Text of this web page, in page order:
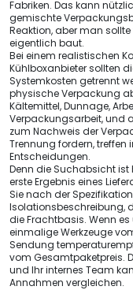
Fabriken. Das kann
gemischte
Reaktion, aber man
eigentlich baut.
Bei einem realistischen
Kühlboxanbieter sollten
Systemkosten getrennt
physische Verpackung
Kältemittel, Dunnage,
Verpackungsarbeit, und
zum Nachweis der
Trennung fordern, treffen
Entscheidungen.
Denn die Suchabsicht ist
erste Ergebnis eines
Sie nach der
Isolationsbeschreibung,
die Frachtbasis. Wenn
einmalige Werkzeuge
Sendung
vom Gesamtpaketpreis.
und Ihr internes Team
Annahmen vergleichen.